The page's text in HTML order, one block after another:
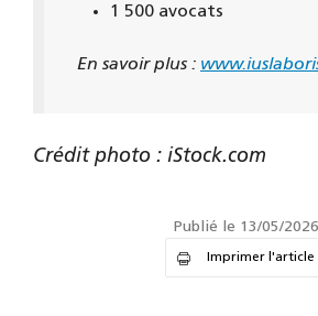
1 500 avocats
En savoir plus :
Crédit photo : iStock.com
Publié le 13/05/2026
Imprimer l'article